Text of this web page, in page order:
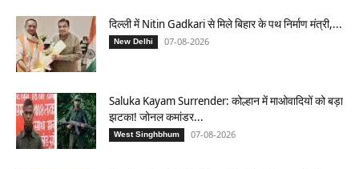
दिल्ली में Nitin Gadkari से मिले बिहार के पथ निर्माण मंत्री,...
New Delhi 07-08-2026
Saluka Kayam Surrender: कोल्हान में माओवादियों को बड़ा
झटका! जोनल कमांडर...
West Singhbhum 07-08-2026